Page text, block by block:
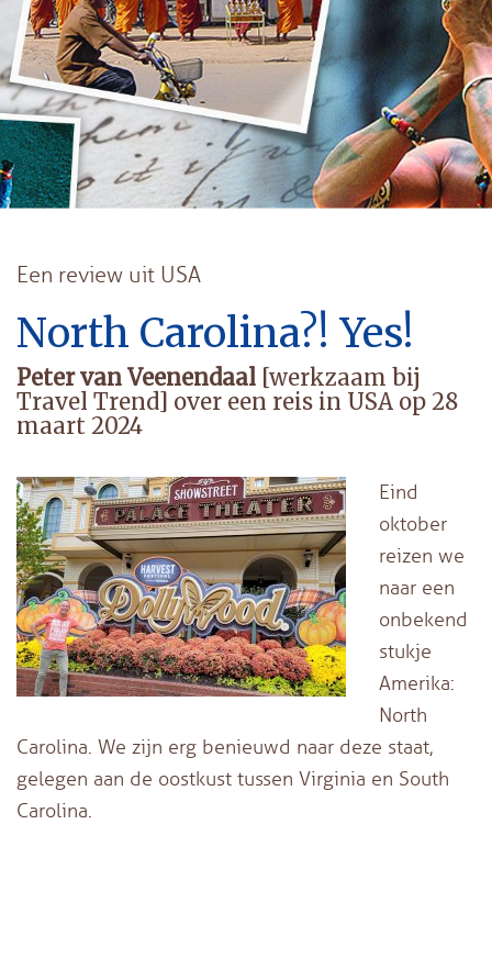
Een review uit USA
North Carolina?! Yes!
Peter van Veenendaal [werkzaam bij
Travel Trend] over een reis in USA op 28
maart 2024
Eind
oktober
reizen we
naar een
onbekend
stukje
Amerika:
North
Carolina. We zijn erg benieuwd naar deze staat,
gelegen aan de oostkust tussen Virginia en South
Carolina.